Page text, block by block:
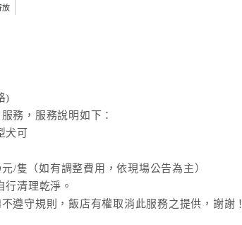
放
)
務，服務說明如下：
可
/隻（如有調整費用，依現場公告為主）
清理乾淨。
遵守規則，飯店有權取消此服務之提供，謝謝！